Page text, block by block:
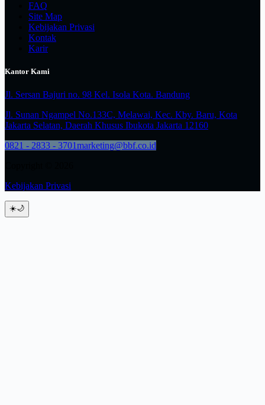
FAQ
Site Map
Kebijakan Privasi
Kontak
Karir
Kantor Kami
Jl. Sersan Bajuri no. 98 Kel. Isola Kota. Bandung
Jl. Sunan Ngampel No.133C, Melawai, Kec. Kby. Baru, Kota
Jakarta Selatan, Daerah Khusus Ibukota Jakarta 12160
0821 - 2833 - 3701marketing@bbf.co.id
Kebijakan Privasi
☀️🌙